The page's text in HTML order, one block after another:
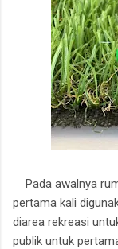
Pada awalnya
pertama kali
diarea rekreasi
publik untuk